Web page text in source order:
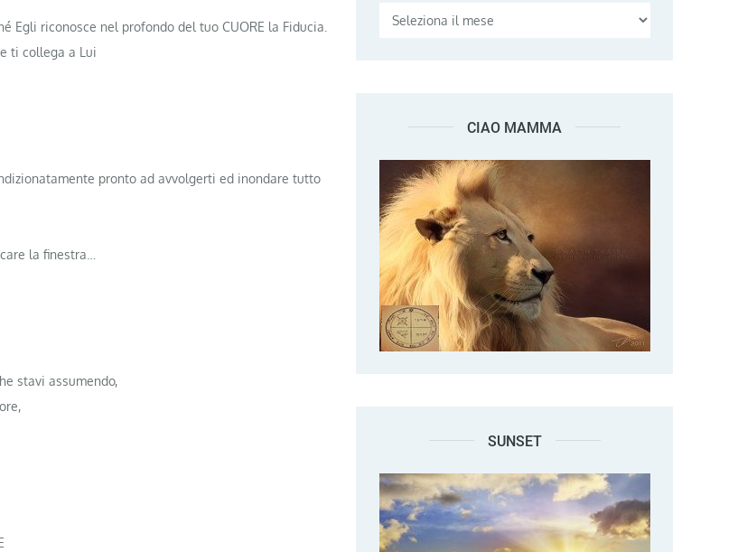
Egli riconosce nel profondo del tuo CUORE la Fiducia.
ti collega a Lui
pronto ad avvolgerti ed inondare tutto
la finestra…
stavi assumendo,
CIAO MAMMA
SUNSET